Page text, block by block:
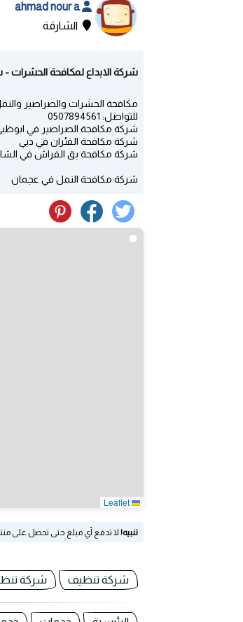
ahmad nour a
الشارقة
شركة الابداع لمكافحة الحشرات -
مكافحة الحشرات والصراصير
للتواصل: 0507894561
شركة مكافحة الصراصير في
شركة مكافحة الفئران في دبي
شركة مكافحة بق الفراش في
شركة مكافحة النمل في عجمان
تنبيه! لا تدفع أي مبلغ حتى تحصل على
شركة تنظيف شركة